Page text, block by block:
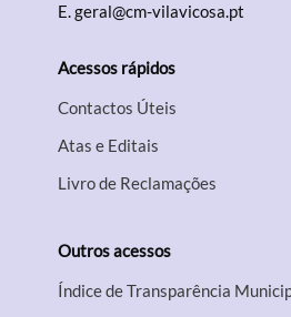
E.geral@cm-vilavicosa.pt
Acessos rápidos
Contactos Úteis
Atas e Editais
Livro de Reclamações
Outros acessos
Índice de Transparência